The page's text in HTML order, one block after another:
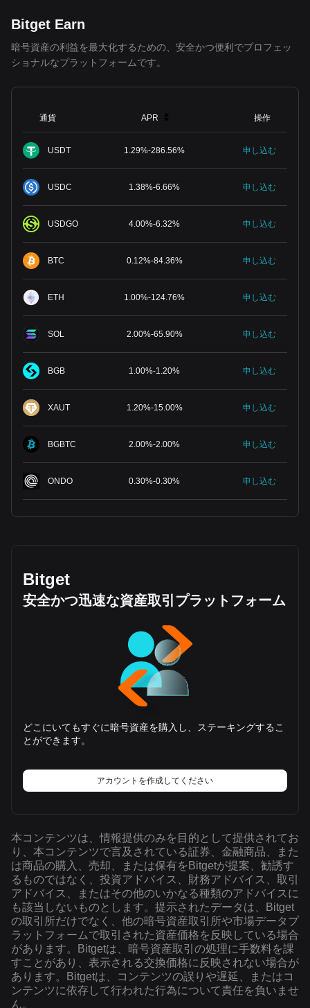
Bitget Earn
暗号資産の利益を最大化するための、安全かつ便利でプロフェッ
ショナルなプラットフォームです。
通貨 APR 操作
USDT 1.29%-286.56% 申し込む
USDC 1.38%-6.66% 申し込む
USDGO 4.00%-6.32% 申し込む
BTC 0.12%-84.36% 申し込む
ETH 1.00%-124.76% 申し込む
SOL 2.00%-65.90% 申し込む
BGB 1.00%-1.20% 申し込む
XAUT 1.20%-15.00% 申し込む
BGBTC 2.00%-2.00% 申し込む
ONDO 0.30%-0.30% 申し込む
Bitget
安全かつ迅速な資産取引プラットフォーム
どこにいてもすぐに暗号資産を購入し、ステーキングするこ
とができます。
アカウントを作成してください
本コンテンツは、情報提供のみを目的として提供されてお
り、本コンテンツで言及されている証券、金融商品、また
は商品の購入、売却、または保有をBitgetが提案、勧誘す
るものではなく、投資アドバイス、財務アドバイス、取引
アドバイス、またはその他のいかなる種類のアドバイスに
も該当しないものとします。提示されたデータは、Bitget
の取引所だけでなく、他の暗号資産取引所や市場データプ
ラットフォームで取引された資産価格を反映している場合
があります。Bitgetは、暗号資産取引の処理に手数料を課
すことがあり、表示される交換価格に反映されない場合が
あります。Bitgetは、コンテンツの誤りや遅延、またはコ
ンテンツに依存して行われた行為について責任を負いませ
ん。